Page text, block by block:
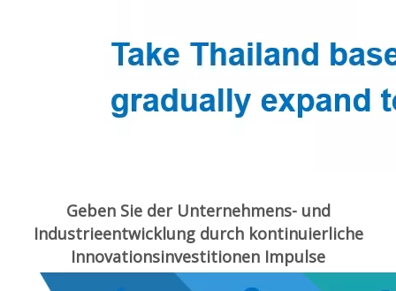
Geben Sie der Unternehmens- und
Industrieentwicklung durch kontinuierliche
Innovationsinvestitionen Impulse